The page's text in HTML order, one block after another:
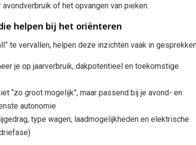
of het opvangen van pieken.
helpen bij het oriënteren
te vervallen, helpen deze inzichten vaak in
je op jaarverbruik, dakpotentieel en toekomstige
“zo groot mogelijk”, maar passend bij je avond- en
autonomie
type wagen, laadmogelijkheden en elektrische